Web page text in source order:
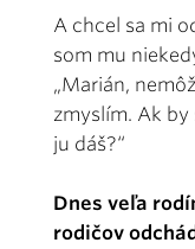
A chcel sa mi
som mu
„Marián,
zmyslím. Ak
ju dáš?“
Dnes veľa
rodičov